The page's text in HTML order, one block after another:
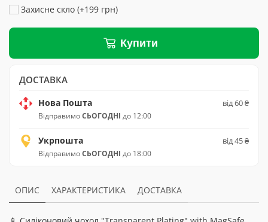
Захисне скло (+199 грн)
Купити
ДОСТАВКА
Нова Пошта
ВідправимоСЬОГОДНІ до 12:00
від 60 ₴
Укрпошта
ВідправимоСЬОГОДНІ до 18:00
від 45 ₴
ОПИС ХАРАКТЕРИСТИКА ДОСТАВКА